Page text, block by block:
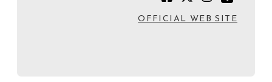
OFFICIAL WEB SITE